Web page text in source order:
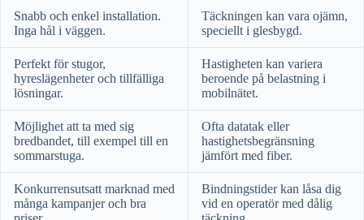
Snabb och enkel installation.
Inga hål i väggen.
Täckningen kan vara ojämn,
speciellt i glesbygd.
Perfekt för stugor,
hyreslägenheter och tillfälliga
lösningar.
Hastigheten kan variera
beroende på belastning i
mobilnätet.
Möjlighet att ta med sig
bredbandet, till exempel till en
sommarstuga.
Ofta datatak eller
hastighetsbegränsning
jämfört med fiber.
Konkurrensutsatt marknad med
många kampanjer och bra
Bindningstider kan låsa dig
vid en operatör med dålig